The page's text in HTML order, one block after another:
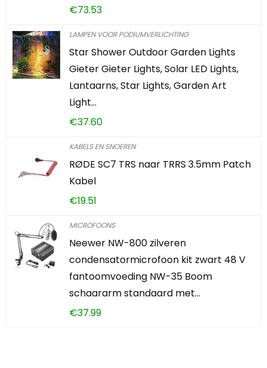
€73.53
LAMPEN VOOR PODIUMVERLICHTING
Star Shower Outdoor Garden Lights
Gieter Gieter Lights, Solar LED Lights,
Lantaarns, Star Lights, Garden Art
Light…
€37.60
KABELS EN SNOEREN
RØDE SC7 TRS naar TRRS 3.5mm Patch
Kabel
€19.51
MICROFOONS
Neewer NW-800 zilveren
condensatormicrofoon kit zwart 48 V
fantoomvoeding NW-35 Boom
schaararm standaard met…
€37.99